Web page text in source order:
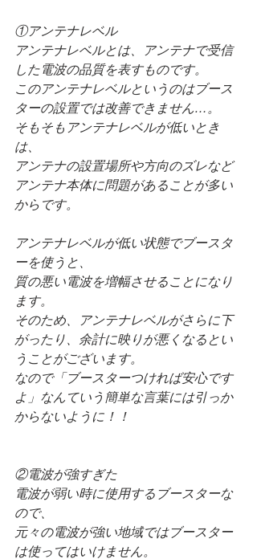
①アンテナレベル
アンテナレベルとは、アンテナで受信
した電波の品質を表すものです。
このアンテナレベルというのはブース
ターの設置では改善できません…。
そもそもアンテナレベルが低いとき
は、
アンテナの設置場所や方向のズレなど
アンテナ本体に問題があることが多い
からです。
アンテナレベルが低い状態でブースタ
ーを使うと、
質の悪い電波を増幅させることになり
ます。
そのため、アンテナレベルがさらに下
がったり、余計に映りが悪くなるとい
うことがございます。
なので「ブースターつければ安心です
よ」なんていう簡単な言葉には引っか
からないように！！
②電波が強すぎた
電波が弱い時に使用するブースターな
ので、
元々の電波が強い地域ではブースター
は使ってはいけません。